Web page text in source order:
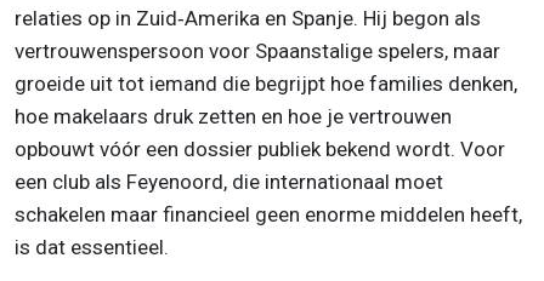
relaties op in Zuid‑Amerika en Spanje. Hij begon als
vertrouwenspersoon voor Spaanstalige spelers, maar
groeide uit tot iemand die begrijpt hoe families denken,
hoe makelaars druk zetten en hoe je vertrouwen
opbouwt vóór een dossier publiek bekend wordt. Voor
een club als Feyenoord, die internationaal moet
schakelen maar financieel geen enorme middelen heeft,
is dat essentieel.